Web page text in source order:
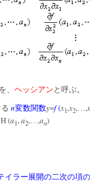
、 ヘッシアン と呼ぶ。
n変数関数y=f(x1,x2,…,x
H (a 1,a2, ,an)
イラー展開の二次の項